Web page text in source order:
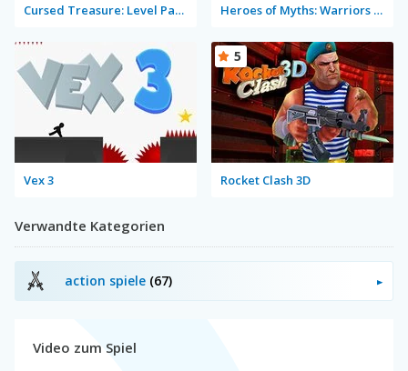
Cursed Treasure: Level Pack! Heroes of Myths: Warriors of Gods
Vex 3 Rocket Clash 3D
5
Verwandte Kategorien
action spiele (67)
Video zum Spiel